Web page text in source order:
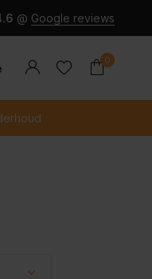
@ Google reviews
0